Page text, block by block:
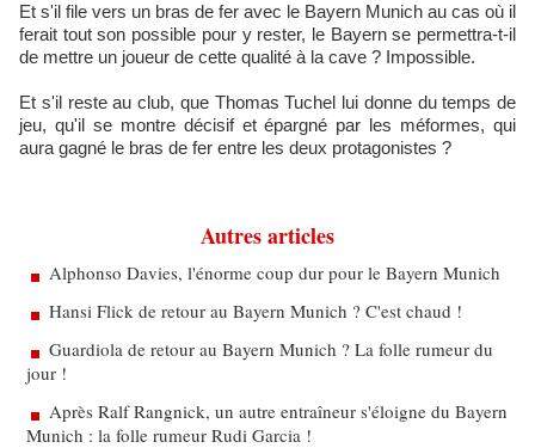
Et s'il file vers un bras de fer avec le Bayern Munich au cas où il
ferait tout son possible pour y rester, le Bayern se permettra-t-il
de mettre un joueur de cette qualité à la cave ? Impossible.
Et s'il reste au club, que Thomas Tuchel lui donne du temps de
jeu, qu'il se montre décisif et épargné par les méformes, qui
aura gagné le bras de fer entre les deux protagonistes ?
Autres articles
Alphonso Davies, l'énorme coup dur pour le Bayern Munich
Hansi Flick de retour au Bayern Munich ? C'est chaud !
Guardiola de retour au Bayern Munich ? La folle rumeur du
jour !
Après Ralf Rangnick, un autre entraîneur s'éloigne du Bayern
Munich : la folle rumeur Rudi Garcia !